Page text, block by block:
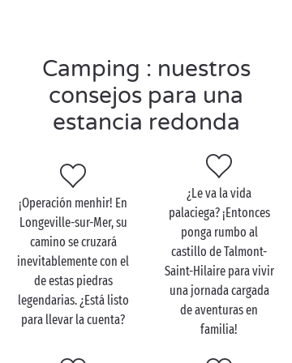
ya por uno, sino 7 senderos balizados. ¡A labici
Visite Longeville-sur-Mer
en pareja
Los paisajes de los alrededores de su camping en
Vandea serán el escenario perfecto para unas
vacaciones de ensueño. Ahora bien, hay una
actividad que gusta especialmente a lasparejas: nos
referimos, concretamente, a un paseo por la marisma
de Poitou. ¡Ponga rumbo al embarcadero de
Longeville-sur-Mer y empiece a disfrutar!
Camping : nuestros
consejos para una
estancia redonda
¡Operación menhir! En
Longeville-sur-Mer, su
camino se cruzará
inevitablemente con el
de estas piedras
legendarias. ¿Está listo
para llevar la cuenta?
¿Le va la vida
palaciega? ¡Entonces
ponga rumbo al
castillo de Talmont-
Saint-Hilaire para vivir
una jornada cargada
de aventuras en
familia!